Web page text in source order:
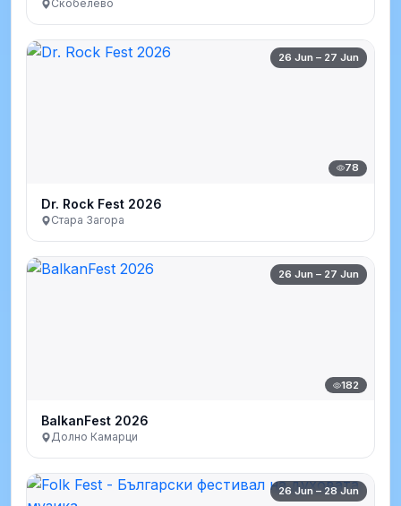
Скобелево
26 Jun – 27 Jun
78
Dr. Rock Fest 2026
Стара Загора
26 Jun – 27 Jun
182
BalkanFest 2026
Долно Камарци
26 Jun – 28 Jun